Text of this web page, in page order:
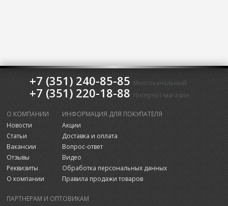
+7 (351) 240-85-85 Многоканальный
+7 (351) 220-18-88 Интернет-магазин
О КОМПАНИИ
Новости
Статьи
Вакансии
Отзывы
Реквизиты
О компании
ИНФОРМАЦИЯ ДЛЯ ПОКУПАТЕЛЯ
Акции
Доставка и оплата
Вопрос-ответ
Видео
Обработка персональных данных
Правила продажи товаров
ПАРТНЕРАМ И ОПТОВИКАМ